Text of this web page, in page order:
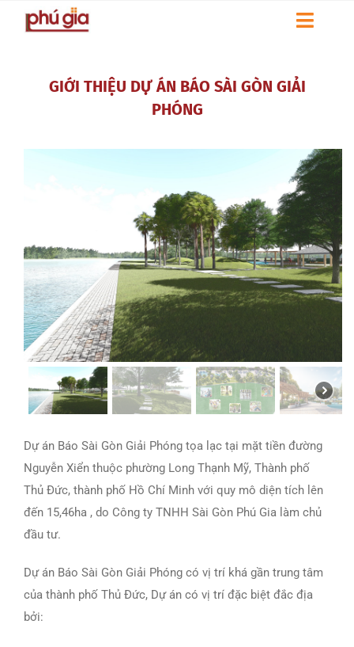
DỰ ÁN
GIỚI THIỆU DỰ ÁN BÁO SÀI GÒN GIẢI
PHÓNG
Dự án Báo Sài Gòn Giải Phóng tọa lạc tại mặt tiền đường
Nguyễn Xiển thuộc phường Long Thạnh Mỹ, Thành phố
Thủ Đức, thành phố Hồ Chí Minh với quy mô diện tích lên
đến 15,46ha , do Công ty TNHH Sài Gòn Phú Gia làm chủ
đầu tư.
Dự án Báo Sài Gòn Giải Phóng có vị trí khá gần trung tâm
của thành phố Thủ Đức, Dự án có vị trí đặc biệt đắc địa
bởi: